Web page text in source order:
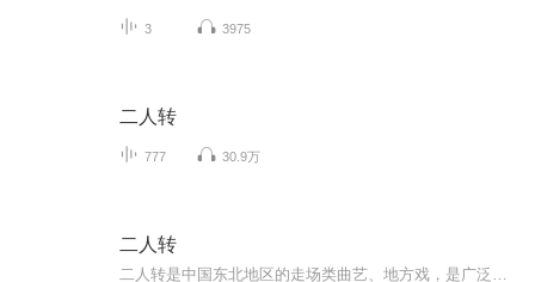
3 3975
二人转
777 30.9万
二人转